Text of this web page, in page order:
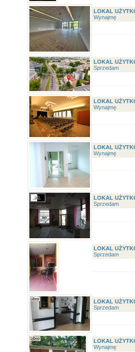
LOKAL
Wynajmę
LOKAL
Sprzedam
LOKAL
Wynajmę
LOKAL
Wynajmę
LOKAL
Sprzedam
LOKAL
Sprzedam
LOKAL
Sprzedam
LOKAL
Wynajmę